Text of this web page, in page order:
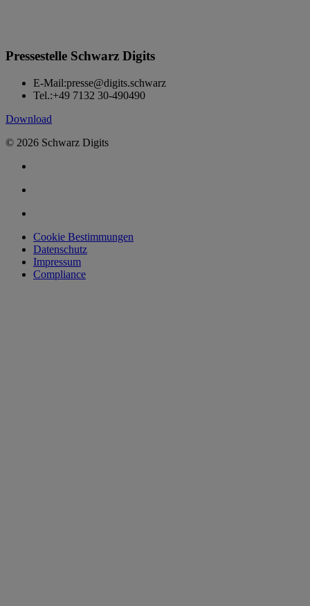
Pressestelle Schwarz Digits
E-Mail:presse@digits.schwarz
Tel.:+49 7132 30-490490
Download
© 2026 Schwarz Digits
Cookie Bestimmungen
Datenschutz
Impressum
Compliance